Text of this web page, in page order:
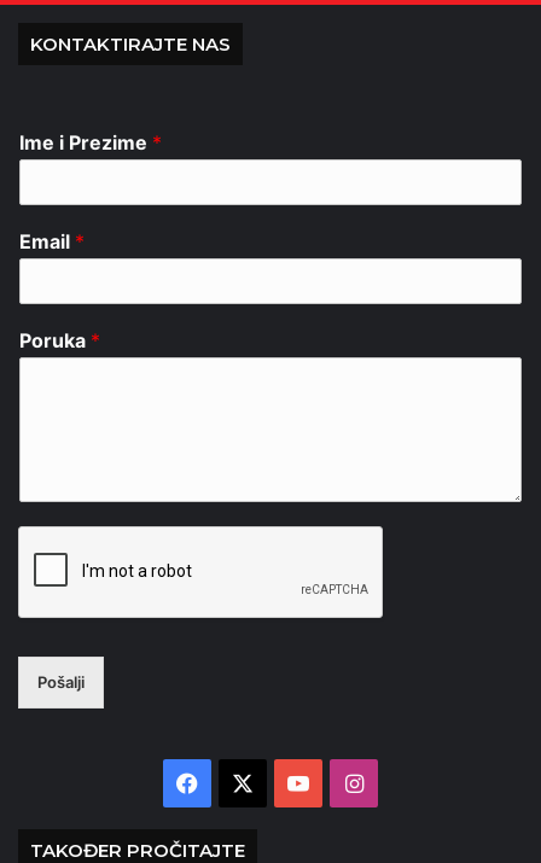
KONTAKTIRAJTE NAS
Ime i Prezime *
Email *
Poruka *
Pošalji
Facebook YouTubeInstagram
TAKOĐER PROČITAJTE